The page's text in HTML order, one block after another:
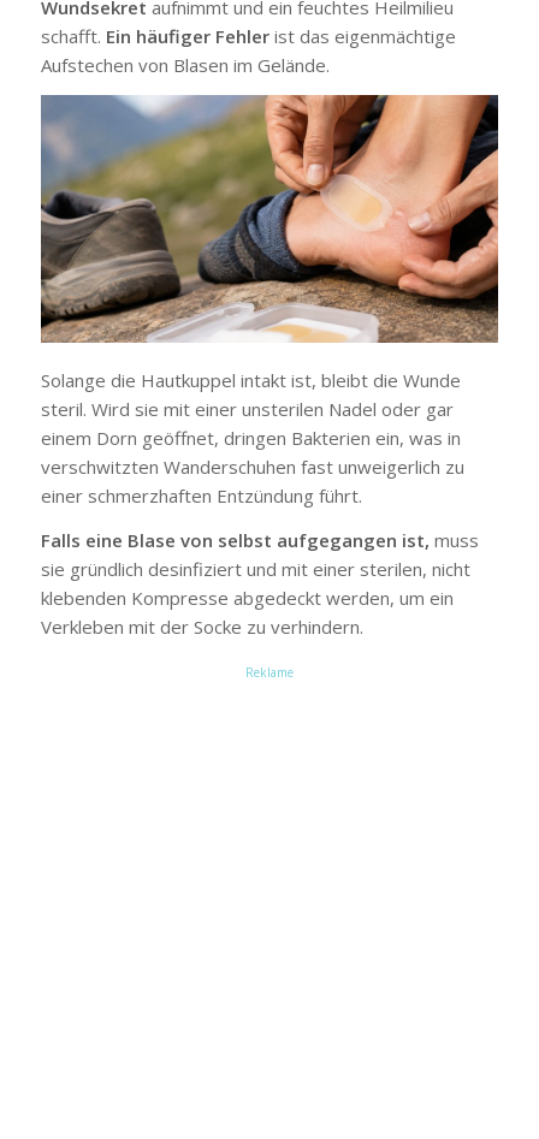
Wundsekret aufnimmt und ein feuchtes Heilmilieu
schafft. Ein häufiger Fehlerist das eigenmächtige
Aufstechen von Blasen im Gelände.
Solange die Hautkuppel intakt ist, bleibt die Wunde
steril. Wird sie mit einer unsterilen Nadel oder gar
einem Dorn geöffnet, dringen Bakterien ein, was in
verschwitzten Wanderschuhen fast unweigerlich zu
einer schmerzhaften Entzündung führt.
Falls eine Blase von selbst aufgegangen ist, muss
sie gründlich desinfiziert und mit einer sterilen, nicht
klebenden Kompresse abgedeckt werden, um ein
Verkleben mit der Socke zu verhindern.
Reklame